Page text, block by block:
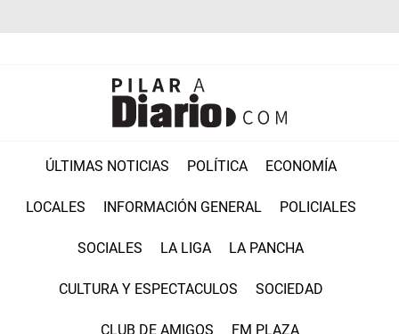
ÚLTIMAS NOTICIAS POLÍTICA ECONOMÍA
LOCALES INFORMACIÓN GENERAL POLICIALES
SOCIALES LA LIGA LA PANCHA
CULTURA Y ESPECTACULOS SOCIEDAD
CLUB DE AMIGOS FM PLAZA